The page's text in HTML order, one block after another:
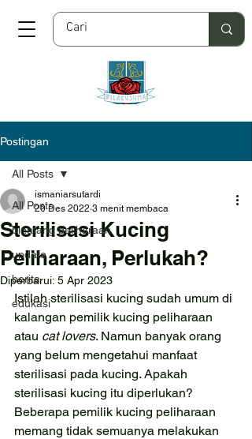
Postingan
All Posts
binatang peliharaan
update
berita
edukasi
All Posts
Sterilisasi Kucing
Peliharaan, Perlukah?
ismaniarsutardi
20 Des 2022 3 menit membaca
Diperbarui: 5 Apr 2023
Istilah sterilisasi kucing sudah umum di
kalangan pemilik kucing peliharaan
atau cat lovers. Namun banyak orang
yang belum mengetahui manfaat
sterilisasi pada kucing. Apakah
sterilisasi kucing itu diperlukan?
Beberapa pemilik kucing peliharaan
memang tidak semuanya melakukan